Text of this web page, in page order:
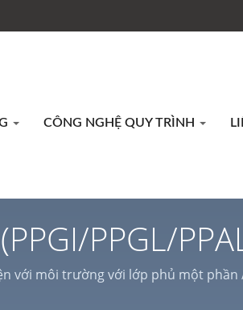
CÔNG NGHỆ QUY TRÌNH
PPGL/
Loại |
với môi trường với lớp phủ một
vụ cắt laser, phù hợp cho nhiều